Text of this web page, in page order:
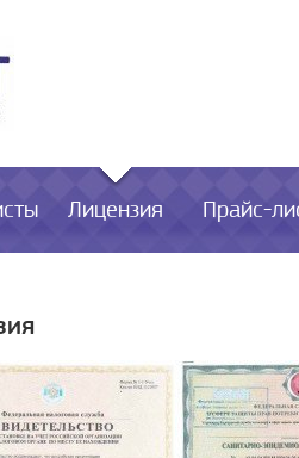
Лицензия Прайс-